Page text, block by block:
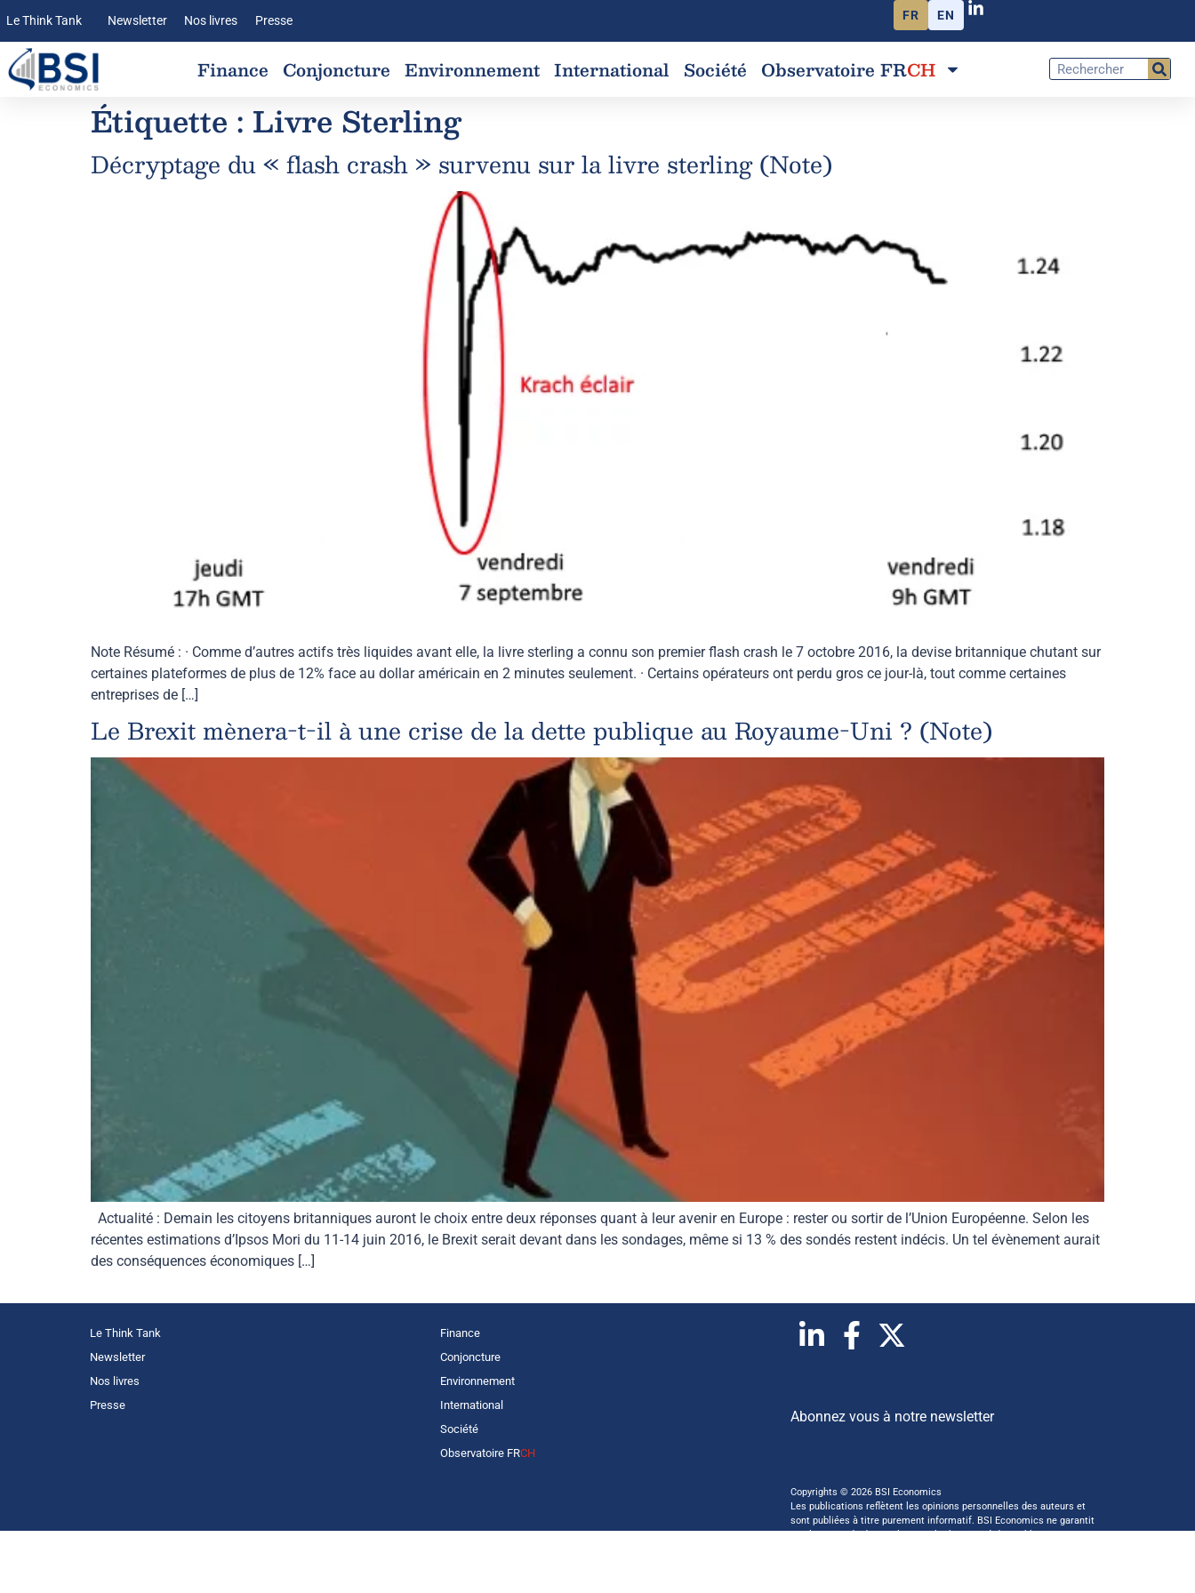
Le Think Tank Newsletter Nos livres Presse FR EN
Finance Conjoncture Environnement International Société Observatoire FRCH
Étiquette : Livre Sterling
Décryptage du « flash crash » survenu sur la livre sterling (Note)
Note Résumé : · Comme d’autres actifs très liquides avant elle, la livre sterling a connu son premier flash crash le 7 octobre 2016, la devise britannique chutant sur
certaines plateformes de plus de 12% face au dollar américain en 2 minutes seulement. · Certains opérateurs ont perdu gros ce jour-là, tout comme certaines
entreprises de […]
Le Brexit mènera-t-il à une crise de la dette publique au Royaume-Uni ? (Note)
Actualité : Demain les citoyens britanniques auront le choix entre deux réponses quant à leur avenir en Europe : rester ou sortir de l’Union Européenne. Selon les
récentes estimations d’Ipsos Mori du 11-14 juin 2016, le Brexit serait devant dans les sondages, même si 13 % des sondés restent indécis. Un tel évènement aurait
des conséquences économiques […]
Le Think Tank
Newsletter
Nos livres
Presse
Finance
Conjoncture
Environnement
International
Société
Observatoire FRCH
Abonnez vous à notre newsletter
Copyrights © 2026 BSI Economics
Les publications reflètent les opinions personnelles des auteurs et
sont publiées à titre purement informatif. BSI Economics ne garantit
pas l’exactitude des analyses et l’exhaustivité des publications. Ces